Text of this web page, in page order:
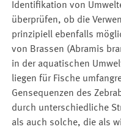
Identifikation von
überprüfen, ob die
prinzipiell ebenfalls
von Brassen (Abramis
in der aquatischen
liegen für Fische
Gensequenzen des
durch unterschiedliche
als auch solche, die als